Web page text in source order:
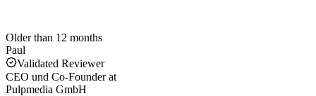
Older than 12 months
Paul
Validated Reviewer
CEO und Co-Founderat
Pulpmedia GmbH